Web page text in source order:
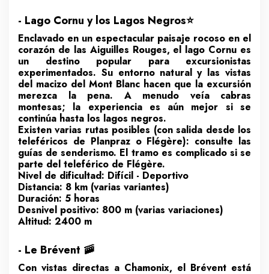
- Lago Cornu y los Lagos Negros⭐
Enclavado en un espectacular paisaje rocoso en el
corazón de las Aiguilles Rouges, el lago Cornu es
un destino popular para excursionistas
experimentados. Su entorno natural y las vistas
del macizo del Mont Blanc hacen que la excursión
merezca la pena. A menudo veía cabras
montesas; la experiencia es aún mejor si se
continúa hasta los lagos negros.
Existen varias rutas posibles (con salida desde los
teleféricos de Planpraz o Flégère): consulte las
guías de senderismo. El tramo es complicado si se
parte del teleférico de Flégère.
Nivel de dificultad: Difícil - Deportivo
Distancia: 8 km (varias variantes)
Duración: 5 horas
Desnivel positivo: 800 m (varias variaciones)
Altitud: 2400 m
- Le Brévent 🚠
Con vistas directas a Chamonix, el Brévent está